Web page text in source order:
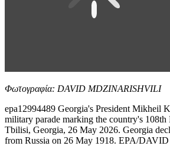
Φωτογραφία: DAVID MDZINARISHVILI
epa12994489 Georgia's President Mikheil
military parade marking the country's 108th
Tbilisi, Georgia, 26 May 2026. Georgia
from Russia on 26 May 1918. EPA/